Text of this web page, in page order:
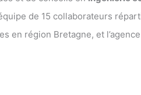
de 15 collaborateurs
en région Bretagne, et